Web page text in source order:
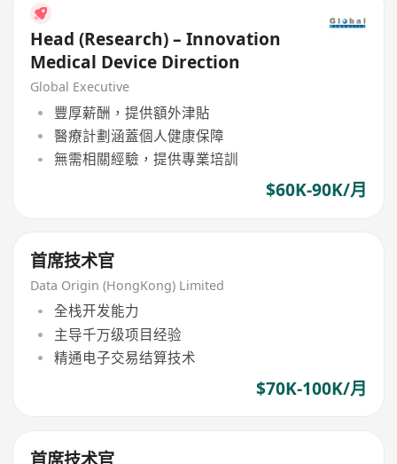
Head (Research) – Innovation
Medical Device Direction
Global Executive
豐厚薪酬，提供額外津貼
醫療計劃涵蓋個人健康保障
無需相關經驗，提供專業培訓
$60K-90K/月
首席技术官
Data Origin (HongKong) Limited
全栈开发能力
主导千万级项目经验
精通电子交易结算技术
$70K-100K/月
首席技术官